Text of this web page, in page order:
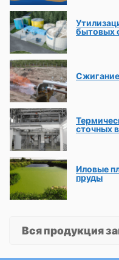
бытовых
сточных
Иловые
пруды
Вся продукция